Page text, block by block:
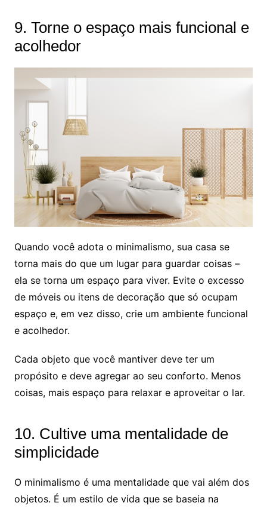
9. Torne o espaço mais funcional e
acolhedor
Quando você adota o minimalismo, sua casa se
torna mais do que um lugar para guardar coisas –
ela se torna um espaço para viver. Evite o excesso
de móveis ou itens de decoração que só ocupam
espaço e, em vez disso, crie um ambiente funcional
e acolhedor.
Cada objeto que você mantiver deve ter um
propósito e deve agregar ao seu conforto. Menos
coisas, mais espaço para relaxar e aproveitar o lar.
10. Cultive uma mentalidade de
simplicidade
O minimalismo é uma mentalidade que vai além dos
objetos. É um estilo de vida que se baseia na